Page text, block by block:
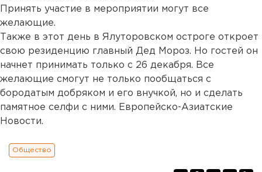
Принять участие в мероприятии могут все
желающие.
Также в этот день в Ялуторовском остроге откроет
свою резиденцию главный Дед Мороз. Но гостей он
начнет принимать только с 26 декабря. Все
желающие смогут не только пообщаться с
бородатым добряком и его внучкой, но и сделать
памятное селфи с ними. Европейско-Азиатские
Новости.
Общество